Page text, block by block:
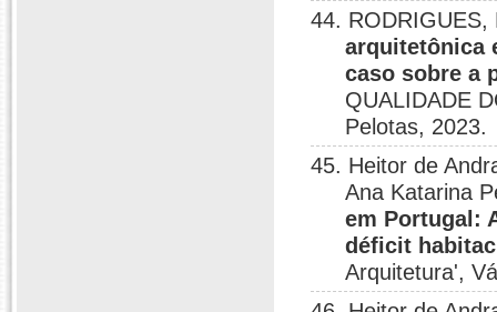
44. RODRIGUES,
arquitetônica
caso sobre a
QUALIDADE
Pelotas, 2023.
45. Heitor de
Ana Katarina
em Portugal:
déficit
Arquitetura',